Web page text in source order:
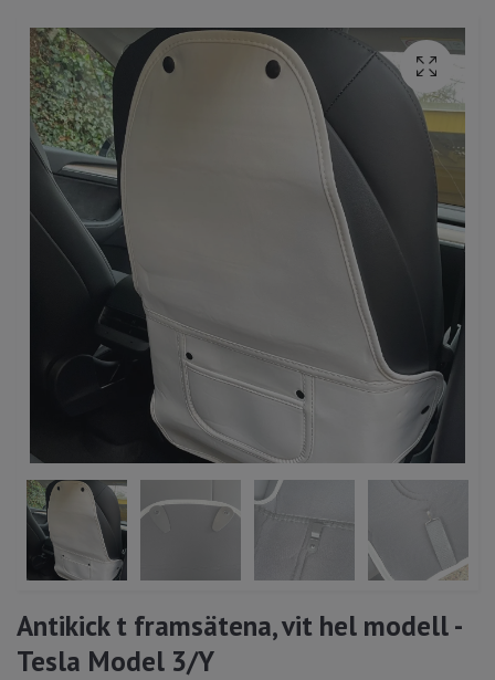
Antikick t framsätena, vit hel modell -
Tesla Model 3/Y